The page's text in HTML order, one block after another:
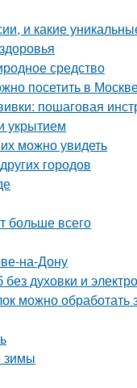
и какие
средство
посетить в
пошаговая
укрытием
можно увидеть
городов
больше всего
на-Дону
духовки и
можно обработать
зимы